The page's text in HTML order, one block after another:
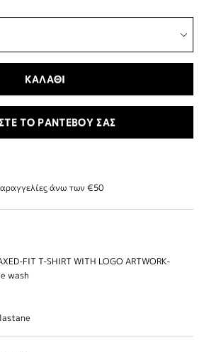
ΚΑΛΑΘΙ
ΤΟ ΡΑΝΤΕΒΟΥ ΣΑΣ
άνω των €50
FIT T-SHIRT WITH LOGO ARTWORK-
wash